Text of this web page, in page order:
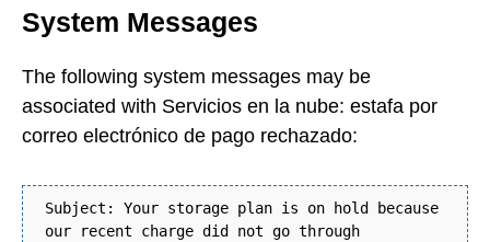
System Messages
The following system messages may be
associated with Servicios en la nube: estafa por
correo electrónico de pago rechazado:
Subject: Your storage plan is on hold because
our recent charge did not go through